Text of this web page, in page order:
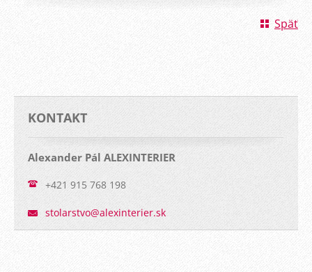
Späť
KONTAKT
Alexander Pál ALEXINTERIER
+421 915 768 198
stolarstvo@alexinterier.sk